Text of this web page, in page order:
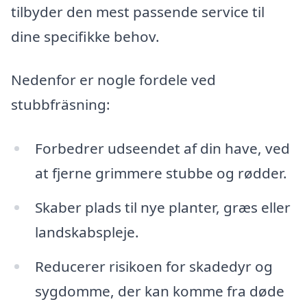
tilbyder den mest passende service til
dine specifikke behov.
Nedenfor er nogle fordele ved
stubbfräsning:
Forbedrer udseendet af din have, ved
at fjerne grimmere stubbe og rødder.
Skaber plads til nye planter, græs eller
landskabspleje.
Reducerer risikoen for skadedyr og
sygdomme, der kan komme fra døde